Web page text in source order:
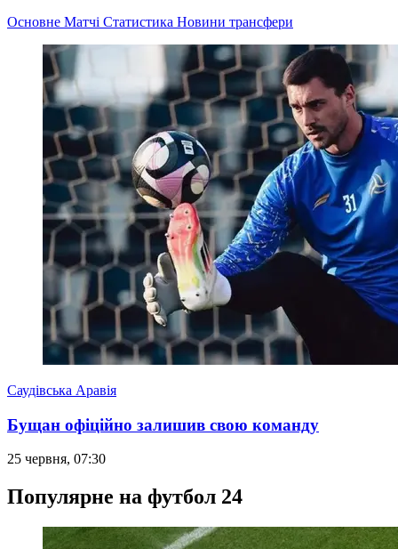
Основне Матчі Статистика Новини трансфери
Саудівська Аравія
Бущан офіційно залишив свою команду
25 червня, 07:30
Популярне на футбол 24